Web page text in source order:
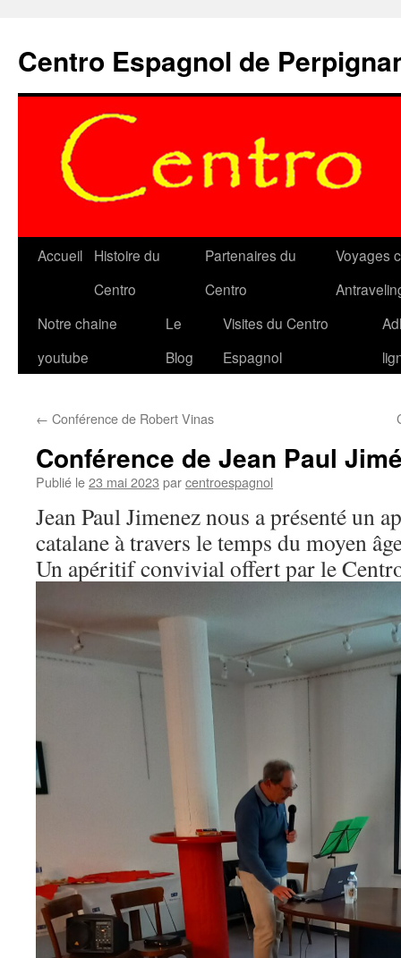
contenu
Centro Espagnol de
Accueil
Histoire du
Centro
Partenaires du
Centro
Voyages
Notre chaine
youtube
Le
Blog
Visites du Centro
Espagnol
← Conférence de Robert Vinas
Conférence de Jean Paul
Publié le23 mai 2023 parcentroespagnol
Jean Paul Jimenez nous a présenté un
catalane à travers le temps du moyen
Un apéritif convivial offert par le